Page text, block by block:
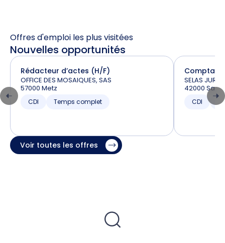
Offres d'emploi les plus visitées
Nouvelles opportunités
Rédacteur d’actes (H/F)
OFFICE DES MOSAIQUES, SAS
57000 Metz
CDI Temps complet
SELAS
42000
CDI
Voir toutes les offres